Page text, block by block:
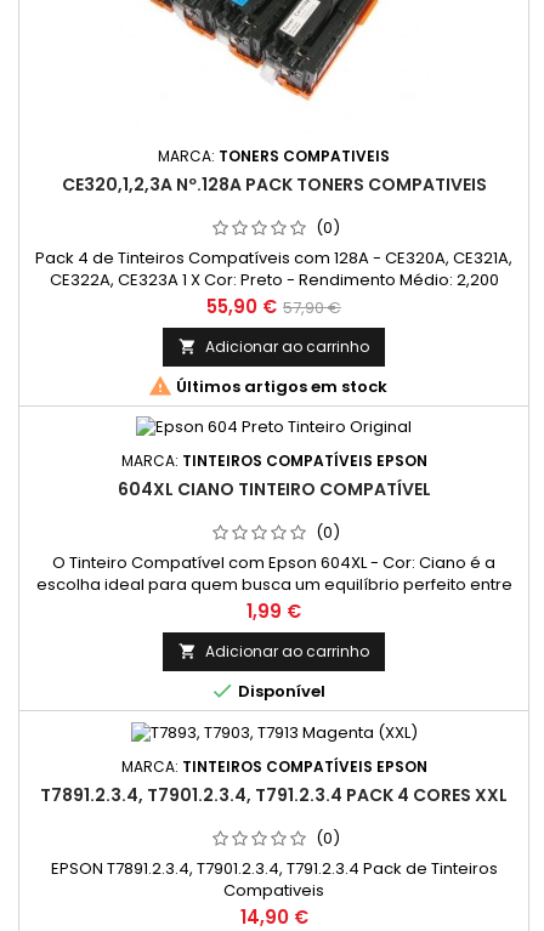
MARCA: TONERS COMPATIVEIS
CE320,1,2,3A Nº.128A PACK TONERS COMPATIVEIS
(0)
Pack 4 de Tinteiros Compatíveis com 128A - CE320A, CE321A,
CE322A, CE323A 1 X Cor: Preto - Rendimento Médio: 2,200
Páginas* 1 X Cor: Ciano - Rendimento Médio: 1,400 Páginas* 1
X Cor: Magenta - Rendimento Médio: 1,400 Páginas* 1 X Cor:
Amarelo - Rendimento Médio: 1,400 Páginas*
Preço
55,90 € Preço
normal
57,90 €
 Adicionar ao carrinho
 Últimos artigos em stock
MARCA: TINTEIROS COMPATÍVEIS EPSON
604XL CIANO TINTEIRO COMPATÍVEL
(0)
O Tinteiro Compatível com Epson 604XL - Cor: Ciano é a
escolha ideal para quem busca um equilíbrio perfeito entre
qualidade e economia. Desenvolvido para impressoras
Epson, ele oferece impressões vibrantes e consistentes, com
um rendimento médio de 500 páginas* a 5% de cobertura,
sendo perfeito para usuários que precisam de alto
desempenho em impressões...
Preço
1,99 €
 Adicionar ao carrinho
 Disponível
MARCA: TINTEIROS COMPATÍVEIS EPSON
T7891.2.3.4, T7901.2.3.4, T791.2.3.4 PACK 4 CORES XXL
(0)
EPSON T7891.2.3.4, T7901.2.3.4, T791.2.3.4 Pack de Tinteiros
Compativeis
Preço
14,90 €